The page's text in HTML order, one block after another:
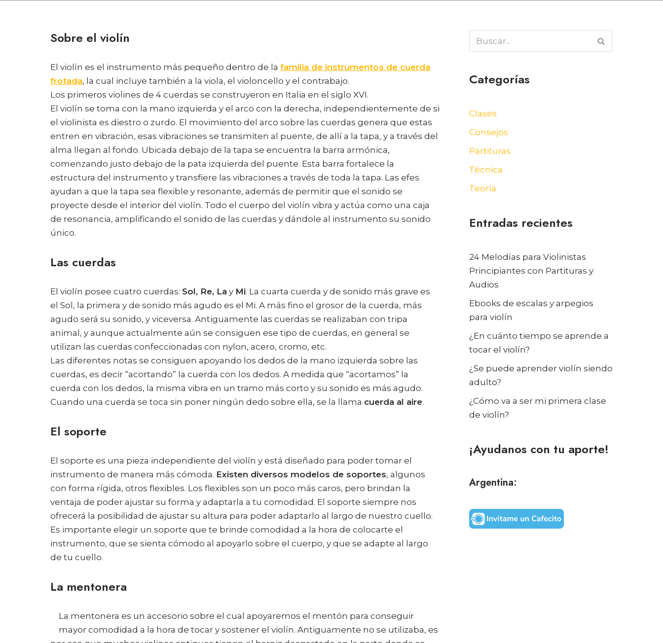
Sobre el violín
El violín es el instrumento más pequeño dentro de la familia de instrumentos de cuerda
frotada, la cual incluye también a la viola, el violoncello y el contrabajo.
Los primeros violines de 4 cuerdas se construyeron en Italia en el siglo XVI.
El violín se toma con la mano izquierda y el arco con la derecha, independientemente de si
el violinista es diestro o zurdo. El movimiento del arco sobre las cuerdas genera que estas
entren en vibración, esas vibraciones se transmiten al puente, de allí a la tapa, y a través del
alma llegan al fondo. Ubicada debajo de la tapa se encuentra la barra armónica,
comenzando justo debajo de la pata izquierda del puente. Esta barra fortalece la
estructura del instrumento y transfiere las vibraciones a través de toda la tapa. Las efes
ayudan a que la tapa sea flexible y resonante, además de permitir que el sonido se
proyecte desde el interior del violín. Todo el cuerpo del violín vibra y actúa como una caja
de resonancia, amplificando el sonido de las cuerdas y dándole al instrumento su sonido
único.
Las cuerdas
El violín posee cuatro cuerdas: Sol, Re, La y Mi. La cuarta cuerda y de sonido más grave es
el Sol, la primera y de sonido más agudo es el Mi. A más fino el grosor de la cuerda, más
agudo será su sonido, y viceversa. Antiguamente las cuerdas se realizaban con tripa
animal, y aunque actualmente aún se consiguen ese tipo de cuerdas, en general se
utilizan las cuerdas confeccionadas con nylon, acero, cromo, etc.
Las diferentes notas se consiguen apoyando los dedos de la mano izquierda sobre las
cuerdas, es decir “acortando” la cuerda con los dedos. A medida que “acortamos” la
cuerda con los dedos, la misma vibra en un tramo más corto y su sonido es más agudo.
Cuando una cuerda se toca sin poner ningún dedo sobre ella, se la llama cuerda al aire.
El soporte
El soporte es una pieza independiente del violín y está diseñado para poder tomar el
instrumento de manera más cómoda. Existen diversos modelos de soportes, algunos
con forma rígida, otros flexibles. Los flexibles son un poco más caros, pero brindan la
ventaja de poder ajustar su forma y adaptarla a tu comodidad. El soporte siempre nos
ofrecerá la posibilidad de ajustar su altura para poder adaptarlo al largo de nuestro cuello.
Es importante elegir un soporte que te brinde comodidad a la hora de colocarte el
instrumento, que se sienta cómodo al apoyarlo sobre el cuerpo, y que se adapte al largo
de tu cuello.
La mentonera
La mentonera es un accesorio sobre el cual apoyaremos el mentón para conseguir
mayor comodidad a la hora de tocar y sostener el violín. Antiguamente no se utilizaba, es
Categorías
Clases
Consejos
Partituras
Técnica
Teoría
Entradas recientes
24 Melodías para Violinistas
Principiantes con Partituras y
Audios
Ebooks de escalas y arpegios
para violín
¿En cuánto tiempo se aprende a
tocar el violín?
¿Se puede aprender violín siendo
adulto?
¿Cómo va a ser mi primera clase
de violín?
¡Ayudanos con tu aporte!
Argentina: